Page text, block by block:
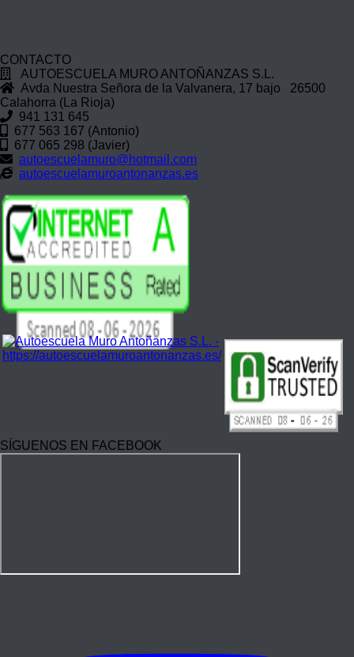
CONTACTO
AUTOESCUELA MURO ANTOÑANZAS S.L.
Avda Nuestra Señora de la Valvanera, 17 bajo 26500
Calahorra (La Rioja)
941 131 645
677 563 167 (Antonio)
677 065 298 (Javier)
autoescuelamuro@hotmail.com
autoescuelamuroantonanzas.es
SÍGUENOS EN FACEBOOK